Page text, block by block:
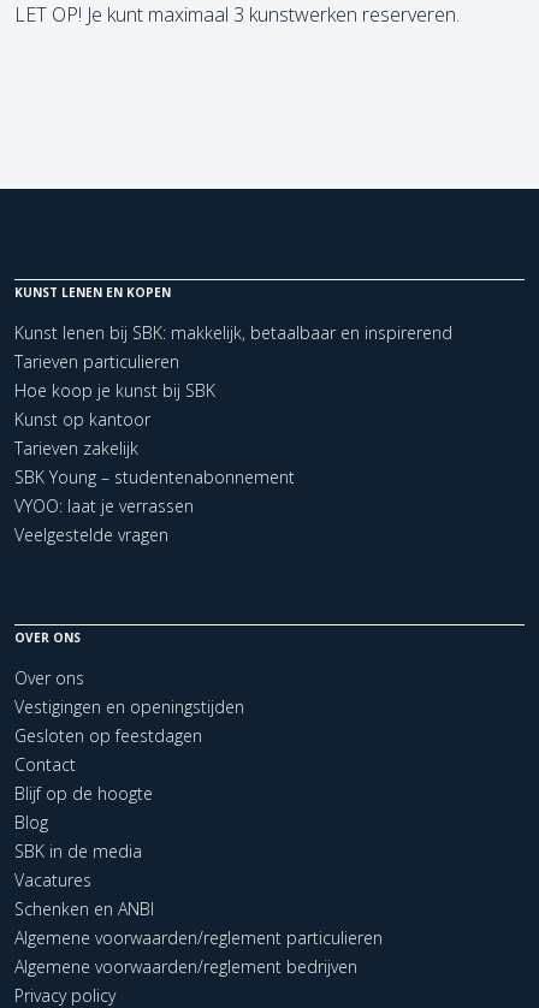
LET OP! Je kunt maximaal 3 kunstwerken reserveren.
KUNST LENEN EN KOPEN
Kunst lenen bij SBK: makkelijk, betaalbaar en inspirerend
Tarieven particulieren
Hoe koop je kunst bij SBK
Kunst op kantoor
Tarieven zakelijk
SBK Young – studentenabonnement
VYOO: laat je verrassen
Veelgestelde vragen
OVER ONS
Over ons
Vestigingen en openingstijden
Gesloten op feestdagen
Contact
Blijf op de hoogte
Blog
SBK in de media
Vacatures
Schenken en ANBI
Algemene voorwaarden/reglement particulieren
Algemene voorwaarden/reglement bedrijven
Privacy policy